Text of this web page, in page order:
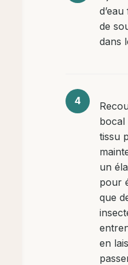
de
dans
bocal
tissu
un
pour
que
en